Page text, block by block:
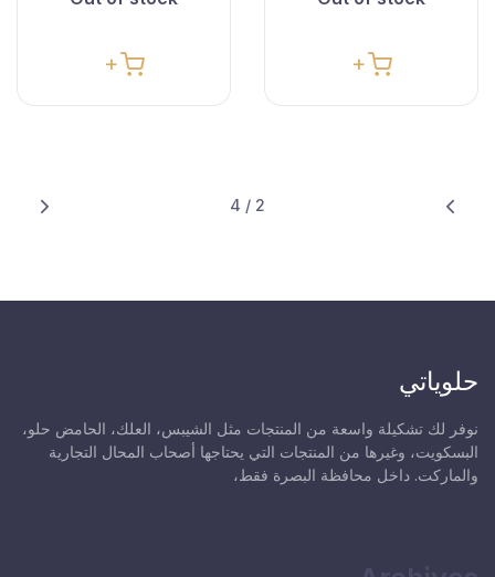
2 / 4
Next
حلوياتي
نوفر لك تشكيلة واسعة من المنتجات مثل الشيبس، العلك، الحامض حلو،
البسكويت، وغيرها من المنتجات التي يحتاجها أصحاب المحال التجارية
والماركت. داخل محافظة البصرة فقط،